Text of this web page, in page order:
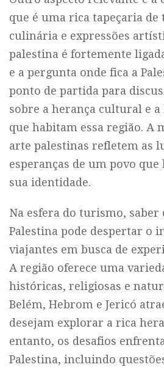
que é uma rica tapeçaria de
culinária e expressões
palestina é fortemente
e a pergunta onde fica a
ponto de partida para
sobre a herança cultural e
que habitam essa região. A
arte palestinas refletem as
esperanças de um povo
sua identidade.
Na esfera do turismo, saber
Palestina pode despertar o
viajantes em busca de
A região oferece uma
históricas, religiosas e
Belém, Hebrom e Jericó
desejam explorar a rica
entanto, os desafios
Palestina, incluindo